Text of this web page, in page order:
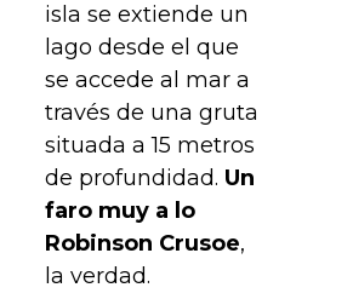
isla se extiende un
lago desde el que
se accede al mar a
través de una gruta
situada a 15 metros
de profundidad. Un
faro muy a lo
Robinson Crusoe,
la verdad.